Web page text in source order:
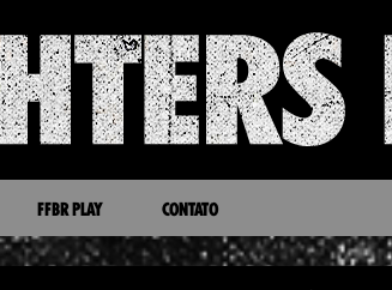
FFBR PLAY CONTATO